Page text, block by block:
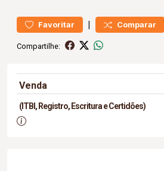
Favoritar | Comparar
Compartilhe:
Venda
(ITBI, Registro, Escritura e Certidões)